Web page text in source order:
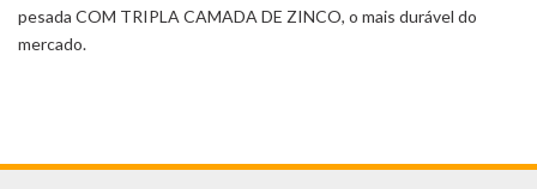
pesada COM TRIPLA CAMADA DE ZINCO, o mais durável do
mercado.